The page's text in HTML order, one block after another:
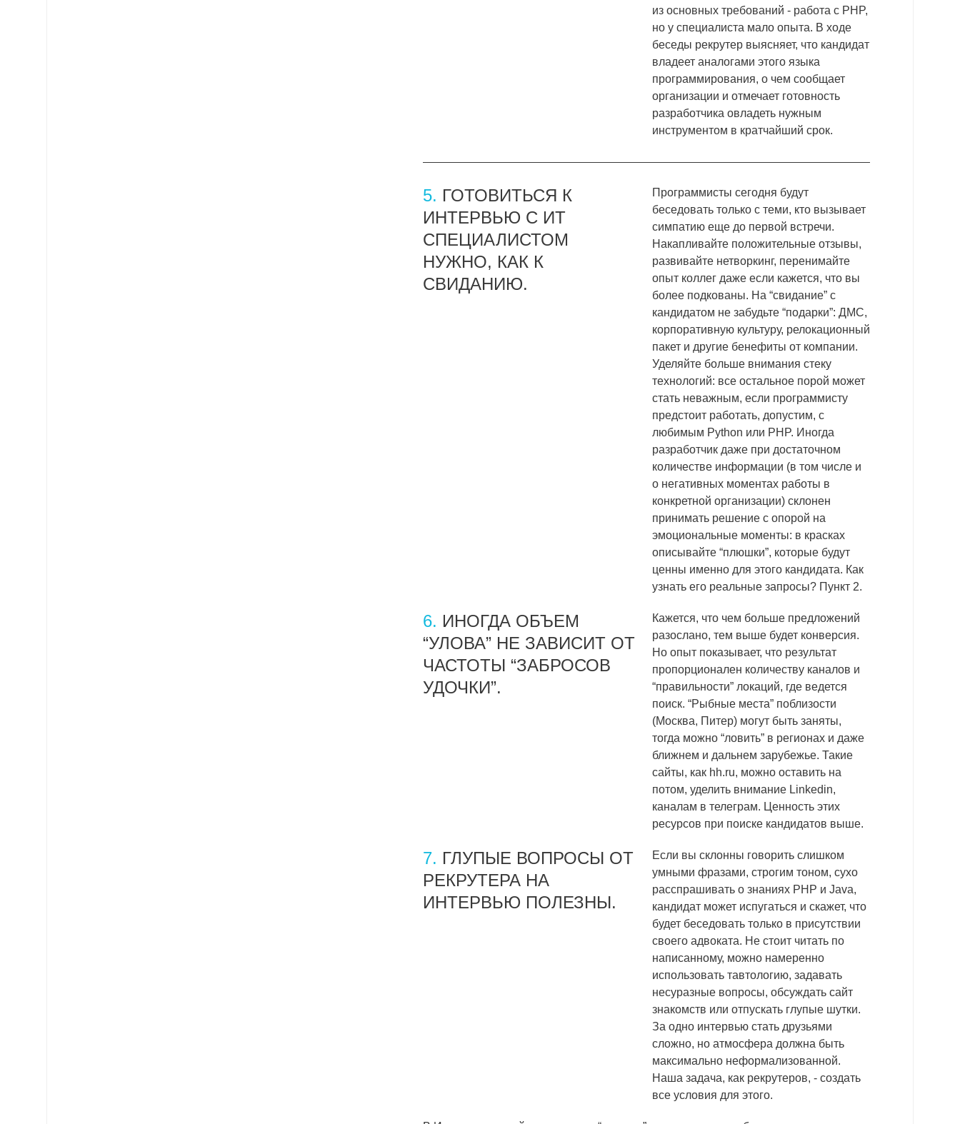
из основных требований - работа с PHP,
но у специалиста мало опыта. В ходе
беседы рекрутер выясняет, что кандидат
владеет аналогами этого языка
программирования, о чем сообщает
организации и отмечает готовность
разработчика овладеть нужным
инструментом в кратчайший срок.
5. ГОТОВИТЬСЯ К
ИНТЕРВЬЮ С ИТ
СПЕЦИАЛИСТОМ
НУЖНО, КАК К
СВИДАНИЮ.
Программисты сегодня будут
беседовать только с теми, кто вызывает
симпатию еще до первой встречи.
Накапливайте положительные отзывы,
развивайте нетворкинг, перенимайте
опыт коллег даже если кажется, что вы
более подкованы. На “свидание” с
кандидатом не забудьте “подарки”: ДМС,
корпоративную культуру, релокационный
пакет и другие бенефиты от компании.
Уделяйте больше внимания стеку
технологий: все остальное порой может
стать неважным, если программисту
предстоит работать, допустим, с
любимым Python или PHP. Иногда
разработчик даже при достаточном
количестве информации (в том числе и
о негативных моментах работы в
конкретной организации) склонен
принимать решение с опорой на
эмоциональные моменты: в красках
описывайте “плюшки”, которые будут
ценны именно для этого кандидата. Как
узнать его реальные запросы? Пункт 2.
6. ИНОГДА ОБЪЕМ
“УЛОВА” НЕ ЗАВИСИТ ОТ
ЧАСТОТЫ “ЗАБРОСОВ
УДОЧКИ”.
Кажется, что чем больше предложений
разослано, тем выше будет конверсия.
Но опыт показывает, что результат
пропорционален количеству каналов и
“правильности” локаций, где ведется
поиск. “Рыбные места” поблизости
(Москва, Питер) могут быть заняты,
тогда можно “ловить” в регионах и даже
ближнем и дальнем зарубежье. Такие
сайты, как hh.ru, можно оставить на
потом, уделить внимание Linkedin,
каналам в телеграм. Ценность этих
ресурсов при поиске кандидатов выше.
7. ГЛУПЫЕ ВОПРОСЫ ОТ
РЕКРУТЕРА НА
ИНТЕРВЬЮ ПОЛЕЗНЫ.
Если вы склонны говорить слишком
умными фразами, строгим тоном, сухо
расспрашивать о знаниях PHP и Java,
кандидат может испугаться и скажет, что
будет беседовать только в присутствии
своего адвоката. Не стоит читать по
написанному, можно намеренно
использовать тавтологию, задавать
несуразные вопросы, обсуждать сайт
знакомств или отпускать глупые шутки.
За одно интервью стать друзьями
сложно, но атмосфера должна быть
максимально неформализованной.
Наша задача, как рекрутеров, - создать
все условия для этого.